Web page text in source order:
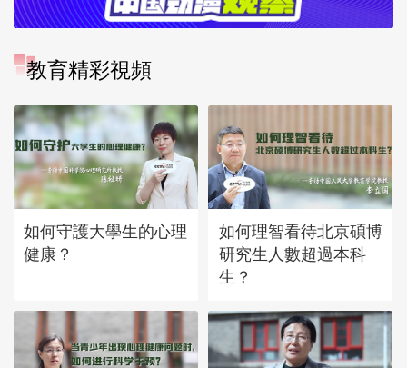
教育精彩視頻
如何守護大學生的心理
健康？
如何理智看待北京碩博
研究生人數超過本科
生？